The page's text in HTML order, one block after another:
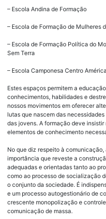
– Escola Andina de Formação
– Escola de Formação de Mulheres
– Escola de Formação Política do
Sem Terra
– Escola Camponesa Centro América
Estes espaços permitem a
conhecimentos, habilidades e
nossos movimentos em oferecer
lutas que nascem das
das jovens. A formação deve
elementos de conhecimento
No que diz respeito à
importância que reveste a
adequadas e orientadas tanto ao
como ao processo de socialização
o conjunto da sociedade. É
e um processo autogestionário de
crescente monopolização e
comunicação de massa.